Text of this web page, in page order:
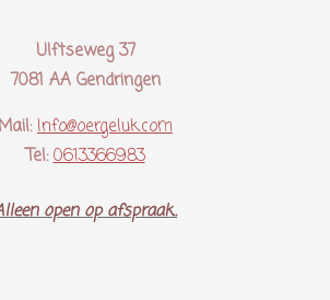
Ulftseweg 37
7081 AA Gendringen
Info@oergeluk.com
Tel: 0613366983
open op afspraak..